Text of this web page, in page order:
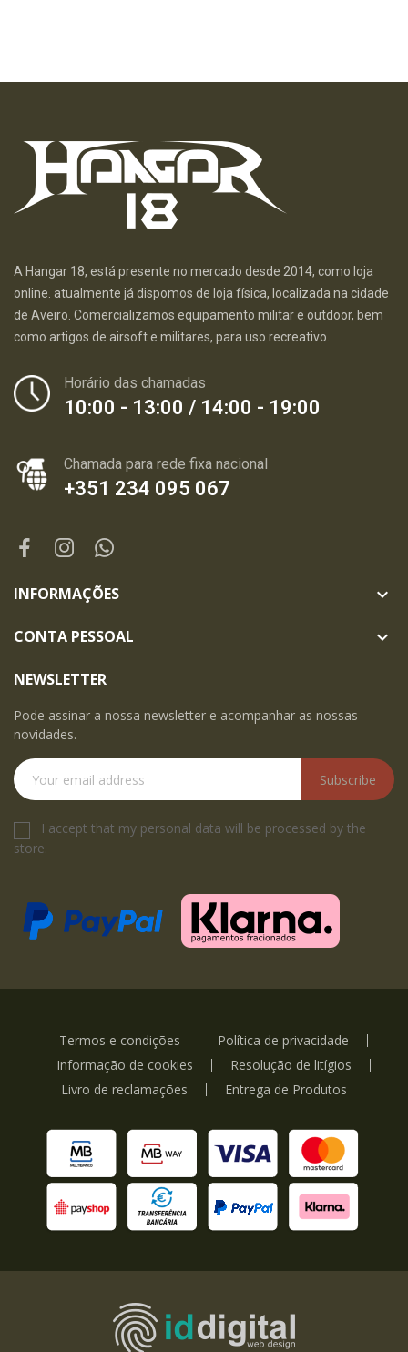
A Hangar 18, está presente no mercado desde 2014, como loja
online. atualmente já dispomos de loja física, localizada na cidade
de Aveiro. Comercializamos equipamento militar e outdoor, bem
como artigos de airsoft e militares, para uso recreativo.
Horário das chamadas
10:00 - 13:00 / 14:00 - 19:00
Chamada para rede fixa nacional
+351 234 095 067
INFORMAÇÕES 
CONTA PESSOAL 
NEWSLETTER
Pode assinar a nossa newsletter e acompanhar as nossas
novidades.
Subscribe
I accept that my personal data will be processed by the
store.
Termos e condições
Política de privacidade
Informação de cookies
Resolução de litígios
Livro de reclamações
Entrega de Produtos